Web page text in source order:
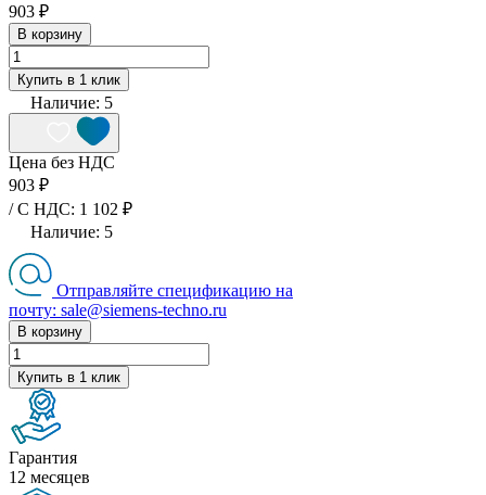
903 ₽
В корзину
Купить в 1 клик
Наличие: 5
Цена без НДС
903 ₽
/ C НДС: 1 102 ₽
Наличие: 5
Отправляйте спецификацию на
почту: sale@siemens-techno.ru
В корзину
Купить в 1 клик
Гарантия
12 месяцев